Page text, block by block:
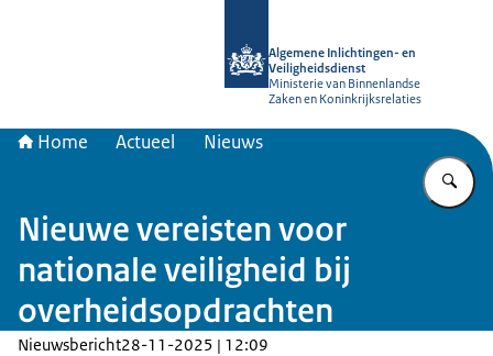
Algemene Inlichtingen- en
Veiligheidsdienst
Ministerie van Binnenlandse
Zaken en Koninkrijksrelaties
Home Actueel Nieuws
Nieuwe vereisten voor
nationale veiligheid bij
overheidsopdrachten
Nieuwsbericht28-11-2025 | 12:09